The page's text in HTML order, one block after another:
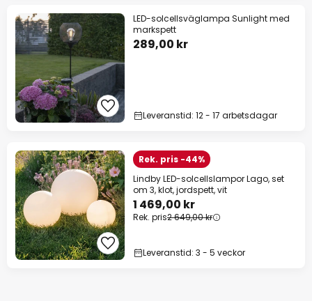
LED-solcellsväglampa Sunlight med
markspett
289,00 kr
Leveranstid: 12 - 17 arbetsdagar
Rek. pris -44%
Lindby LED-solcellslampor Lago, set
om 3, klot, jordspett, vit
1 469,00 kr
Rek. pris2 649,00 kr
Leveranstid: 3 - 5 veckor